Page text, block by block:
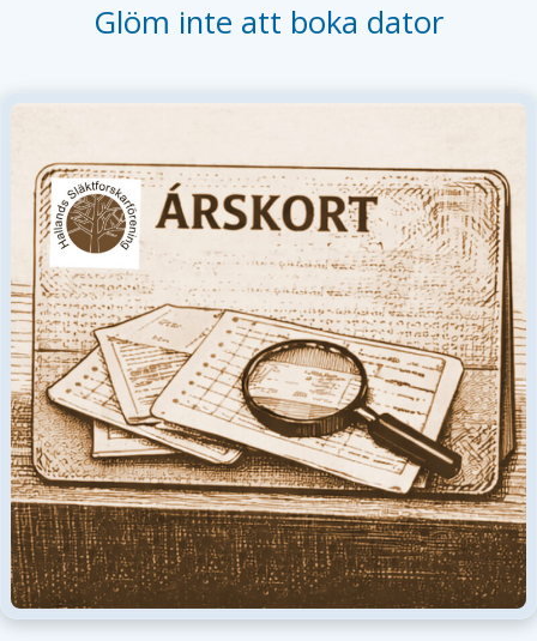
Glöm inte att boka dator